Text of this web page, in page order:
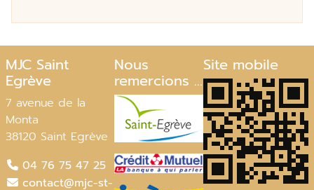
MJC Saint
Egrève
7 avenue de la
Monta
38120 Saint Egrève
04 76 75 47 25
contact@mjc-st-
Nous
remercions ...
Site mobile